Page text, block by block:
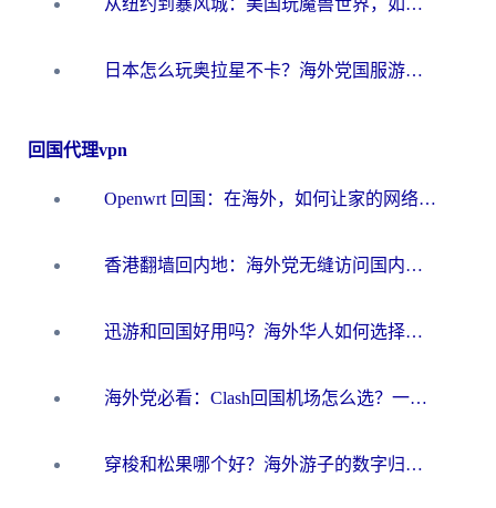
从纽约到暴风城：美国玩魔兽世界，如何找到你的最佳网络航线
日本怎么玩奥拉星不卡？海外党国服游戏加速器选择全攻略
回国代理vpn
Openwrt 回国：在海外，如何让家的网络触手可及
香港翻墙回内地：海外党无缝访问国内资源的加速器选择全攻略
迅游和回国好用吗？海外华人如何选择靠谱的回国加速器
海外党必看：Clash回国机场怎么选？一篇搞定无缝访问国内资源的全攻略
穿梭和松果哪个好？海外游子的数字归乡路，到底该怎么选